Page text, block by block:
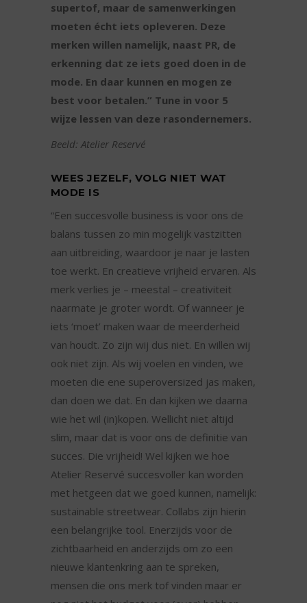
supertof, maar de samenwerkingen
moeten écht iets opleveren. Deze
merken willen namelijk, naast PR, de
erkenning dat ze iets goed doen in de
mode. En daar kunnen en mogen ze
best voor betalen.” Tune in voor 5
wijze lessen van deze rasondernemers.
Beeld: Atelier Reservé
WEES JEZELF, VOLG NIET WAT
MODE IS
“Een succesvolle business is voor ons de
balans tussen zo min mogelijk vastzitten
aan uitbreiding, waardoor je naar je lasten
toe werkt. En creatieve vrijheid ervaren. Als
merk verlies je – meestal – creativiteit
naarmate je groter wordt. Of wanneer je
iets ‘moet’ maken waar de meerderheid
van houdt. Zo zijn wij dus niet. En willen wij
ook niet zijn. Als wij voelen en vinden, we
moeten die ene superoversized jas maken,
dan doen we dat. En dan kijken we daarna
wie het wil (in)kopen. Wellicht niet altijd
slim, maar dat is voor ons de definitie van
succes. Die vrijheid! Wel kijken we hoe
Atelier Reservé succesvoller kan worden
met hetgeen dat we goed kunnen, namelijk:
sustainable streetwear. Collabs zijn hierin
een belangrijke tool. Enerzijds voor de
zichtbaarheid en anderzijds om zo een
nieuwe klantenkring aan te spreken,
mensen die ons merk tof vinden maar er